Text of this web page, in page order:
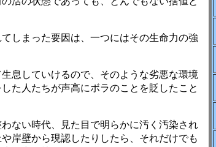
しまった要因は、一つにはその生命力の強
息していけるので、そのような劣悪な環境
た人たちが声高にボラのことを貶したこと
ない時代、見た目で明らかに汚く汚染され
岸壁から現認したりしたら、それだけでも